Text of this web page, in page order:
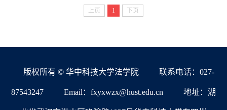
上页 1 下页
版权所有 © 华中科技大学法学院 联系电话：027-
87543247 Email：fxyxwzx@hust.edu.cn 地址：湖